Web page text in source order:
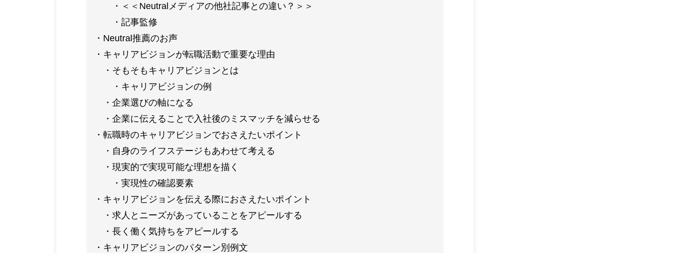
＜＜Neutralメディアの他社記事との違い？＞＞
記事監修
Neutral推薦のお声
キャリアビジョンが転職活動で重要な理由
そもそもキャリアビジョンとは
キャリアビジョンの例
企業選びの軸になる
企業に伝えることで入社後のミスマッチを減らせる
転職時のキャリアビジョンでおさえたいポイント
自身のライフステージもあわせて考える
現実的で実現可能な理想を描く
実現性の確認要素
キャリアビジョンを伝える際におさえたいポイント
求人とニーズがあっていることをアピールする
長く働く気持ちをアピールする
キャリアビジョンのパターン別例文